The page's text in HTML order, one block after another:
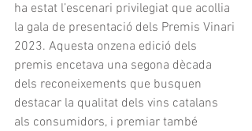
ha estat l’escenari privilegiat que acollia
la gala de presentació dels Premis Vinari
2023. Aquesta onzena edició dels
premis encetava una segona dècada
dels reconeixements que busquen
destacar la qualitat dels vins catalans
als consumidors, i premiar també